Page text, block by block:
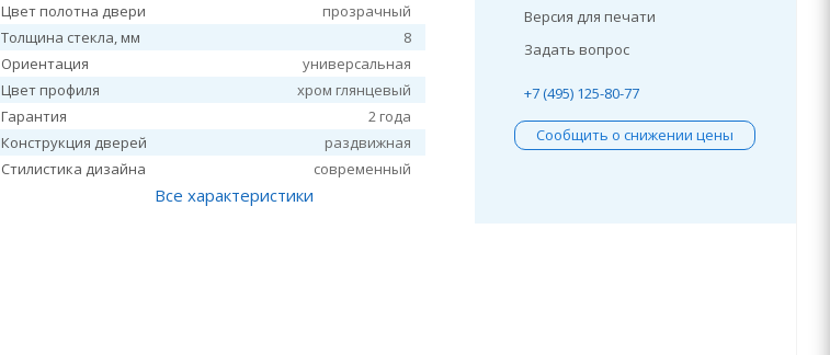
Цвет полотна двери
прозрачный
Толщина стекла, мм
8
Ориентация
универсальная
Цвет профиля
хром глянцевый
Гарантия
2 года
Конструкция дверей
раздвижная
Стилистика дизайна
современный
Все характеристики
Версия для печати
Задать вопрос
+7 (495) 125-80-77
Сообщить о снижении цены